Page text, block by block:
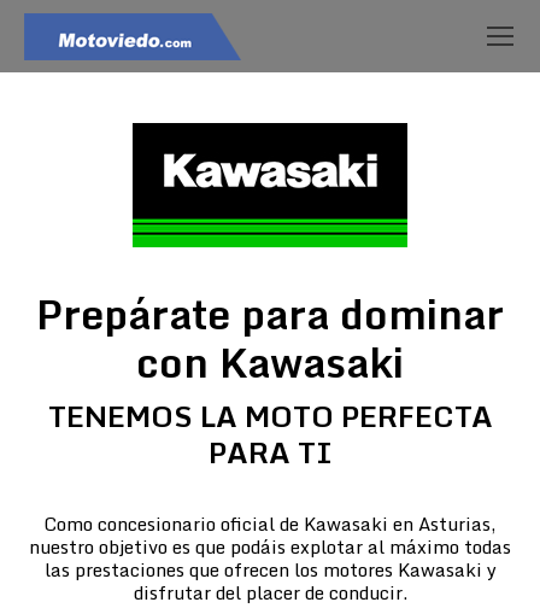
Prepárate para dominar
con Kawasaki
TENEMOS LA MOTO PERFECTA
PARA TI
Como concesionario oficial de Kawasaki en Asturias,
nuestro objetivo es que podáis explotar al máximo todas
las prestaciones que ofrecen los motores Kawasaki y
disfrutar del placer de conducir.